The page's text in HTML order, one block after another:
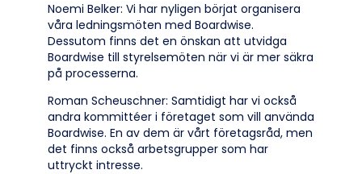
Noemi Belker: Vi har nyligen börjat organisera
våra ledningsmöten med Boardwise.
Dessutom finns det en önskan att utvidga
Boardwise till styrelsemöten när vi är mer säkra
på processerna.
Roman Scheuschner: Samtidigt har vi också
andra kommittéer i företaget som vill använda
Boardwise. En av dem är vårt företagsråd, men
det finns också arbetsgrupper som har
uttryckt intresse.